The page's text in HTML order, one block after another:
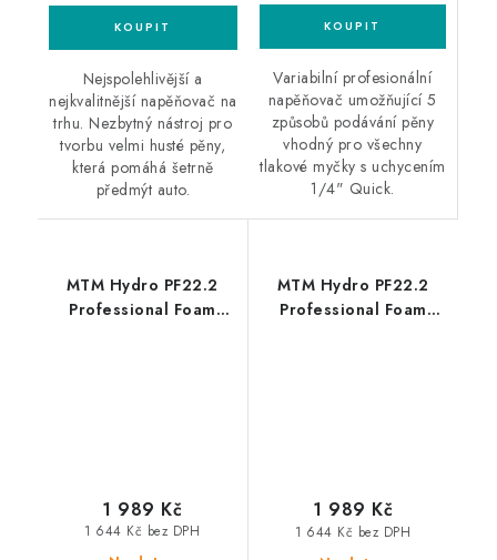
Nejspolehlivější a
nejkvalitnější napěňovač na
trhu. Nezbytný nástroj pro
tvorbu velmi husté pěny,
která pomáhá šetrně
předmýt auto.
Variabilní profesionální
napěňovač umožňující 5
způsobů podávání pěny
vhodný pro všechny
tlakové myčky s uchycením
1/4" Quick.
MTM Hydro PF22.2
Professional Foam
1 644 Kč bez DPH
1 989 Kč
MTM Hydro PF22.2
Professional Foam
1 644 Kč bez DPH
1 989 Kč